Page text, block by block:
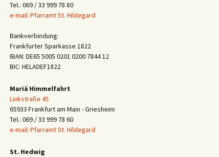
Tel.: 069 / 33 999 78 80
e-mail: Pfarramt St. Hildegard
Bankverbindung:
Frankfurter Sparkasse 1822
IBAN: DE65 5005 0201 0200 7844 12
BIC: HELADEF1822
Mariä Himmelfahrt
Linkstraße 45
65933 Frankfurt am Main - Griesheim
Tel.: 069 / 33 999 78 60
e-mail: Pfarramt St. Hildegard
St. Hedwig